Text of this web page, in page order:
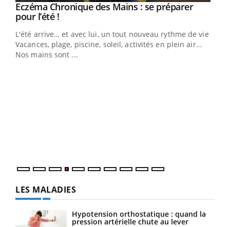
Youtube
Eczéma Chronique des Mains : se préparer
pour l’été !Youtube
L'été arrive… et avec lui, un tout nouveau rythme de vie !
Vacances, plage, piscine, soleil, activités en plein air…
Nos mains sont ...
LES MALADIES
Hypotension orthostatique : quand la
pression artérielle chute au lever